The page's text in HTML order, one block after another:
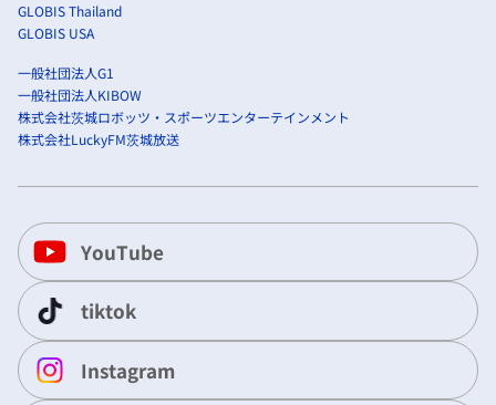
GLOBIS Thailand
GLOBIS USA
一般社団法人G1
一般社団法人KIBOW
株式会社茨城ロボッツ・スポーツエンターテインメント
株式会社LuckyFM茨城放送
YouTube
tiktok
Instagram